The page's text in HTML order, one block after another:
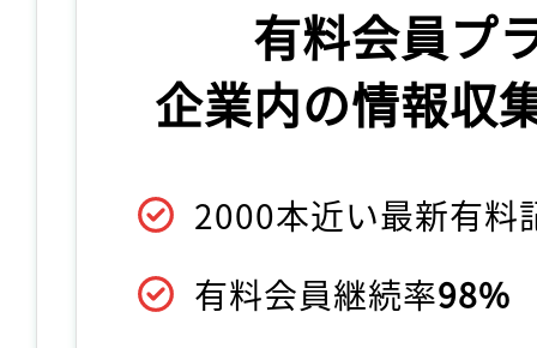
有料会員プ
企業内の情報収
2000本近い最新有料
有料会員継続率98%